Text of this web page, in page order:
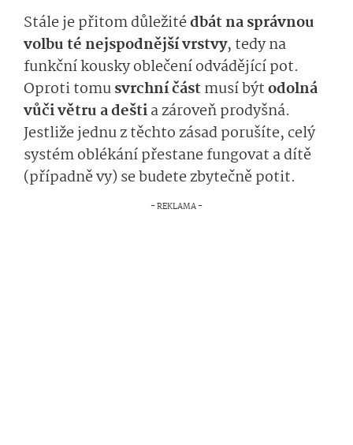
Stále je přitom důležitédbát na správnou
volbu té nejspodnější vrstvy, tedy na
funkční kousky oblečení odvádějící pot.
Oproti tomusvrchní částmusí býtodolná
vůči větru a deštia zároveň prodyšná.
Jestliže jednu z těchto zásad porušíte, celý
systém oblékání přestane fungovat a dítě
(případně vy) se budete zbytečně potit.